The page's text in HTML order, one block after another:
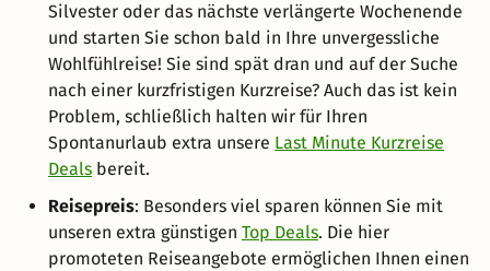
Silvester oder das nächste verlängerte Wochenende
und starten Sie schon bald in Ihre unvergessliche
Wohlfühlreise! Sie sind spät dran und auf der Suche
nach einer kurzfristigen Kurzreise? Auch das ist kein
Problem, schließlich halten wir für Ihren
Spontanurlaub extra unsere Last Minute Kurzreise
Deals bereit.
Reisepreis: Besonders viel sparen können Sie mit
unseren extra günstigen Top Deals. Die hier
promoteten Reiseangebote ermöglichen Ihnen einen